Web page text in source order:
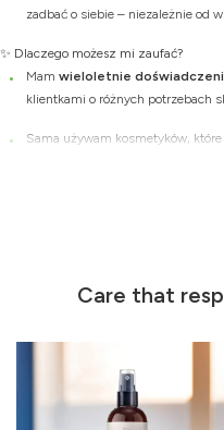
zadbać o siebie – niezależnie od
✨ Dlaczego możesz mi zaufać?
Mam wieloletnie
klientkami o różnych potrzebach
Sama używam kosmetyków,
Nazywam się Karolina Janik i jestem
skórę — skutecznie, świadomie i z
to nie tylko pielęgnacja. To
zdrowych nawyków i poczucia
wnętrza, ale potrzebuje wsparcia z
Care that